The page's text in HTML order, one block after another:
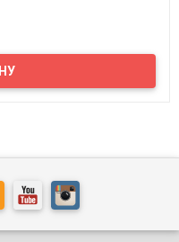
настольный
смартфонов, так и для